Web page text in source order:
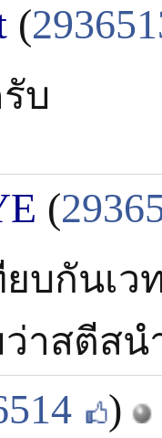
(
บ
(
ยบกันเ
าสตีสน
)